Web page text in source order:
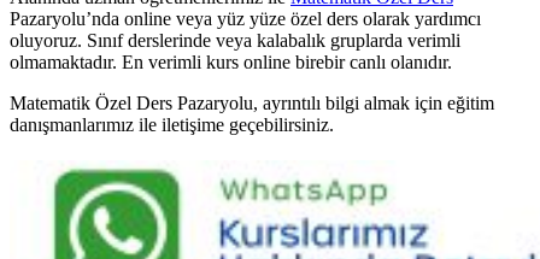
Pazaryolu’nda online veya yüz yüze özel ders olarak yardımcı
oluyoruz. Sınıf derslerinde veya kalabalık gruplarda verimli
olmamaktadır. En verimli kurs online birebir canlı olanıdır.
Matematik Özel Ders Pazaryolu, ayrıntılı bilgi almak için eğitim
danışmanlarımız ile iletişime geçebilirsiniz.